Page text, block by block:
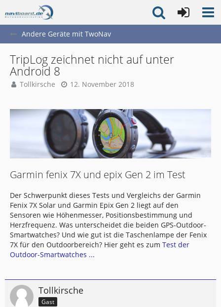
Andere Geräte mit TwoNav
TripLog zeichnet nicht auf unter
Android 8
Tollkirsche 12. November 2018
Garmin fenix 7X und epix Gen 2 im Test
Der Schwerpunkt dieses Tests und Vergleichs der Garmin
Fenix 7X Solar und Garmin Epix Gen 2 liegt auf den
Sensoren wie Höhenmesser, Positionsbestimmung und
Herzfrequenz. Was unterscheidet die beiden GPS-Outdoor-
Smartwatches? Und wie gut ist die Taschenlampe der Fenix
7X für den Outdoorbereich? Hier geht es zum Test der
Outdoor-Smartwatches ...
Tollkirsche
Gast